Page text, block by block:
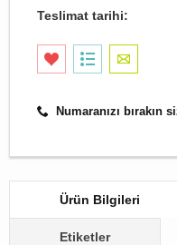
Teslimat tarihi:
Numaranızı bırakın
Ürün Bilgileri
Etiketler